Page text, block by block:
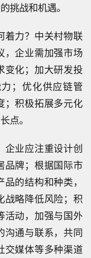
挑战和机遇。
着力？中关村物联
，企业需加强市场
变化；加大研发投
；优化供应链管
；积极拓展多元化
点。
企业应注重设计创
品牌；根据国际市
的结构和种类，
战略降低风险；积
活动，加强与国外
沟通与联系，共同
交媒体等多种渠道